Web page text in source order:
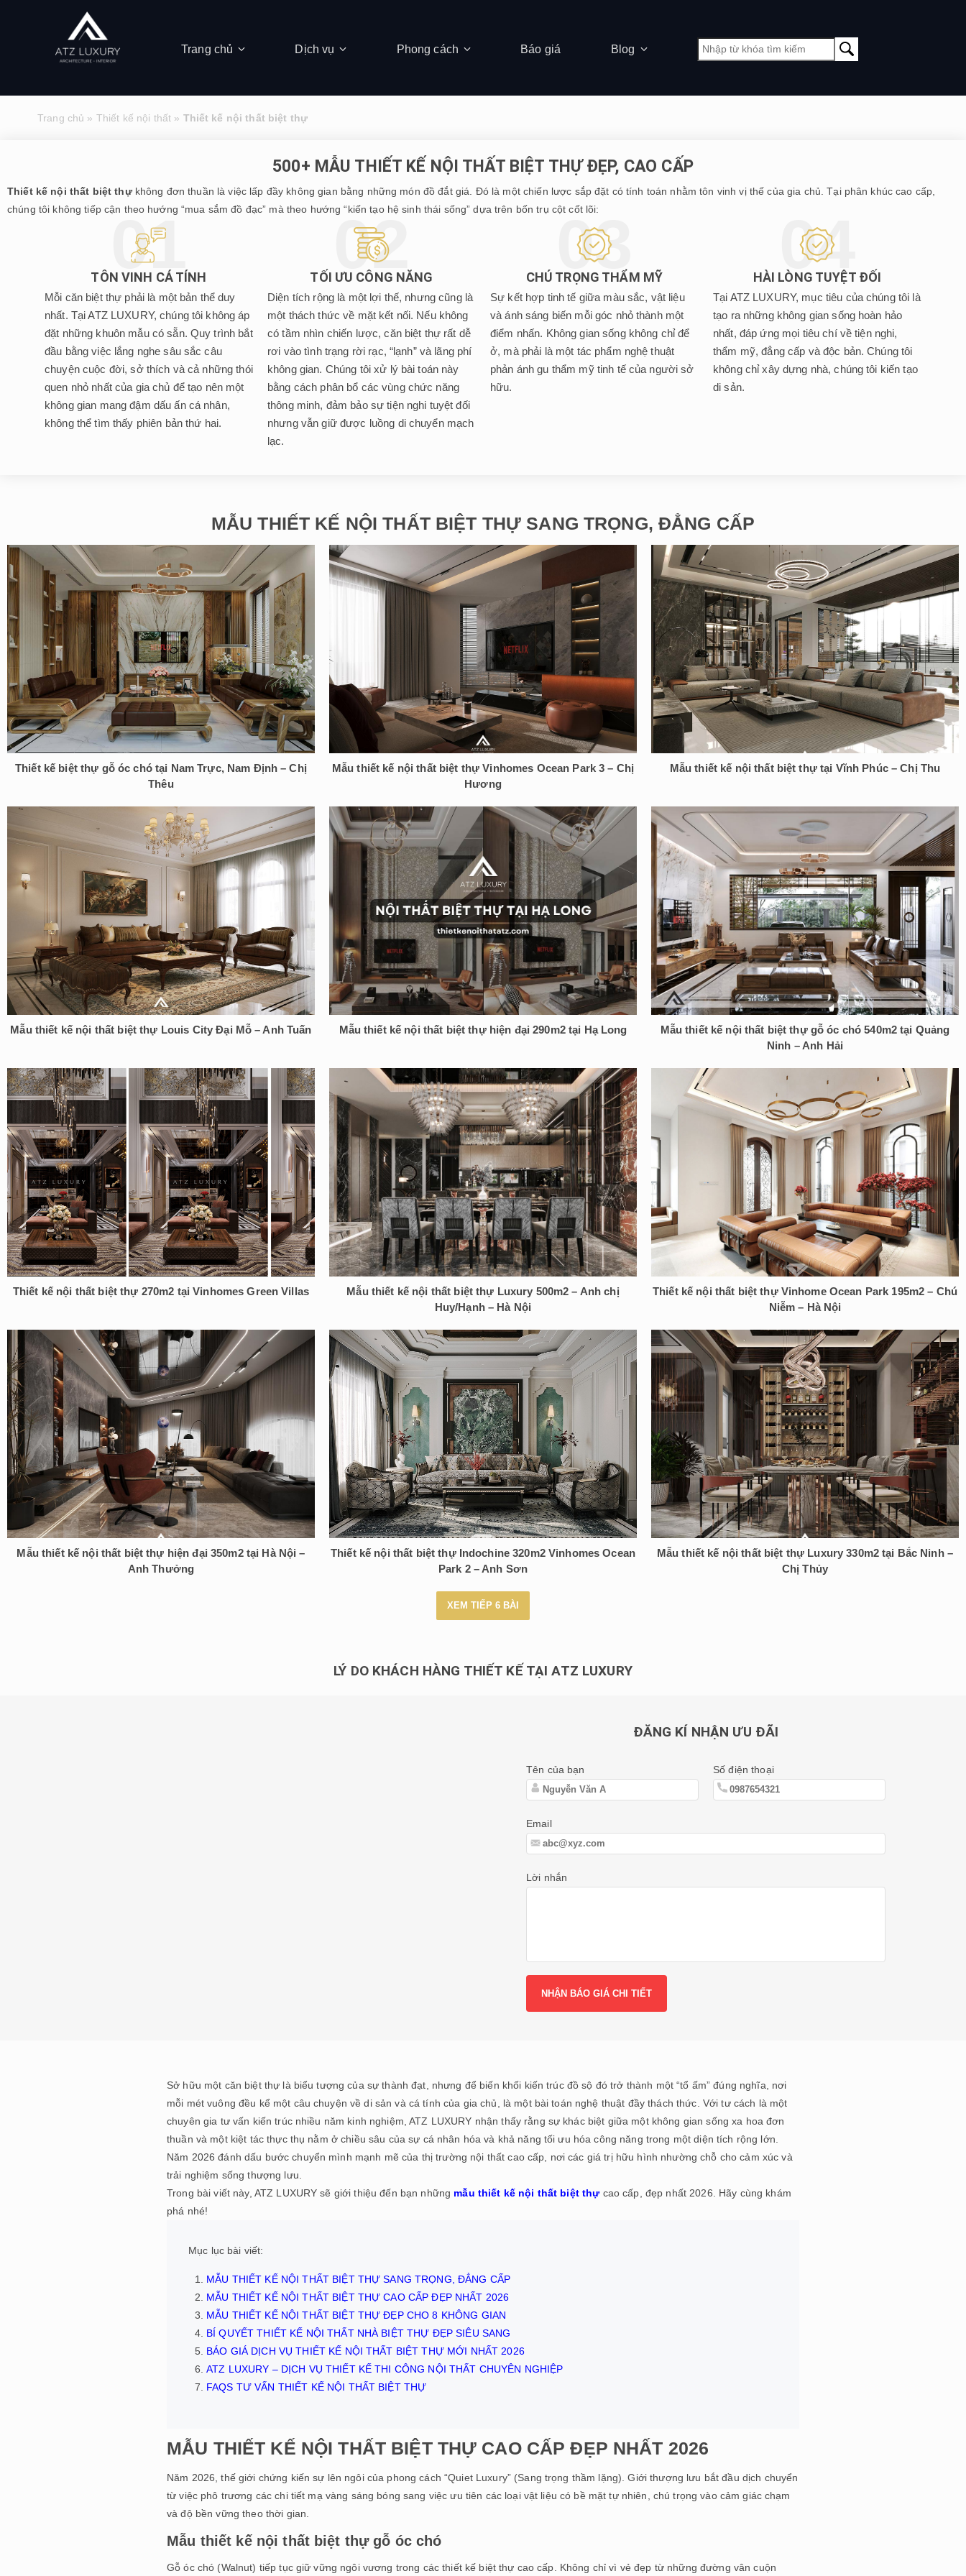
Trang chủ Dịch vụ Phong cách Báo giá Blog
Trang chủ » Thiết kế nội thất » Thiết kế nội thất biệt thự
500+ MẪU THIẾT KẾ NỘI THẤT BIỆT THỰ ĐẸP, CAO CẤP
Thiết kế nội thất biệt thựkhông đơn thuần là việc lấp đầy không gian bằng những món đồ đắt giá. Đó là một chiến lược sắp đặt có tính toán nhằm tôn vinh vị thế của gia chủ. Tại phân khúc cao cấp,
chúng tôi không tiếp cận theo hướng “mua sắm đồ đạc” mà theo hướng “kiến tạo hệ sinh thái sống” dựa trên bốn trụ cột cốt lõi:
TÔN VINH CÁ TÍNH
Mỗi căn biệt thự phải là một bản thể duy
nhất. Tại ATZ LUXURY, chúng tôi không áp
đặt những khuôn mẫu có sẵn. Quy trình bắt
đầu bằng việc lắng nghe sâu sắc câu
chuyện cuộc đời, sở thích và cả những thói
quen nhỏ nhất của gia chủ để tạo nên một
không gian mang đậm dấu ấn cá nhân,
không thể tìm thấy phiên bản thứ hai.
TỐI ƯU CÔNG NĂNG
Diện tích rộng là một lợi thế, nhưng cũng là
một thách thức về mặt kết nối. Nếu không
có tầm nhìn chiến lược, căn biệt thự rất dễ
rơi vào tình trạng rời rạc, “lạnh” và lãng phí
không gian. Chúng tôi xử lý bài toán này
bằng cách phân bổ các vùng chức năng
thông minh, đảm bảo sự tiện nghi tuyệt đối
nhưng vẫn giữ được luồng di chuyển mạch
lạc.
CHÚ TRỌNG THẨM MỸ
Sự kết hợp tinh tế giữa màu sắc, vật liệu
và ánh sáng biến mỗi góc nhỏ thành một
điểm nhấn. Không gian sống không chỉ để
ở, mà phải là một tác phẩm nghệ thuật
phản ánh gu thẩm mỹ tinh tế của người sở
hữu.
HÀI LÒNG TUYỆT ĐỐI
Tại ATZ LUXURY, mục tiêu của chúng tôi là
tạo ra những không gian sống hoàn hảo
nhất, đáp ứng mọi tiêu chí về tiện nghi,
thẩm mỹ, đẳng cấp và độc bản. Chúng tôi
không chỉ xây dựng nhà, chúng tôi kiến tạo
di sản.
MẪU THIẾT KẾ NỘI THẤT BIỆT THỰ SANG TRỌNG, ĐẲNG CẤP
Thiết kế biệt thự gỗ óc chó tại Nam Trực, Nam Định – Chị
Thêu
Mẫu thiết kế nội thất biệt thự Vinhomes Ocean Park 3 – Chị
Hương
Mẫu thiết kế nội thất biệt thự tại Vĩnh Phúc – Chị Thu
Mẫu thiết kế nội thất biệt thự Louis City Đại Mỗ – Anh Tuấn Mẫu thiết kế nội thất biệt thự hiện đại 290m2 tại Hạ Long
Mẫu thiết kế nội thất biệt thự gỗ óc chó 540m2 tại Quảng
Ninh – Anh Hải
Thiết kế nội thất biệt thự 270m2 tại Vinhomes Green Villas
Mẫu thiết kế nội thất biệt thự Luxury 500m2 – Anh chị
Huy/Hạnh – Hà Nội
Thiết kế nội thất biệt thự Vinhome Ocean Park 195m2 – Chú
Niễm – Hà Nội
Mẫu thiết kế nội thất biệt thự hiện đại 350m2 tại Hà Nội –
Anh Thưởng
Thiết kế nội thất biệt thự Indochine 320m2 Vinhomes Ocean
Park 2 – Anh Sơn
Mẫu thiết kế nội thất biệt thự Luxury 330m2 tại Bắc Ninh –
Chị Thủy
XEM TIẾP 6 BÀI
LÝ DO KHÁCH HÀNG THIẾT KẾ TẠI ATZ LUXURY
ĐĂNG KÍ NHẬN ƯU ĐÃI
Tên của bạn Số điện thoại
Email
Lời nhắn
Sở hữu một căn biệt thự là biểu tượng của sự thành đạt, nhưng để biến khối kiến trúc đồ sộ đó trở thành một “tổ ấm” đúng nghĩa, nơi
mỗi mét vuông đều kể một câu chuyện về di sản và cá tính của gia chủ, là một bài toán nghệ thuật đầy thách thức. Với tư cách là một
chuyên gia tư vấn kiến trúc nhiều năm kinh nghiệm, ATZ LUXURY nhận thấy rằng sự khác biệt giữa một không gian sống xa hoa đơn
thuần và một kiệt tác thực thụ nằm ở chiều sâu của sự cá nhân hóa và khả năng tối ưu hóa công năng trong một diện tích rộng lớn.
Năm 2026 đánh dấu bước chuyển mình mạnh mẽ của thị trường nội thất cao cấp, nơi các giá trị hữu hình nhường chỗ cho cảm xúc và
trải nghiệm sống thượng lưu.
Trong bài viết này, ATZ LUXURY sẽ giới thiệu đến bạn những mẫu thiết kế nội thất biệt thựcao cấp, đẹp nhất 2026. Hãy cùng khám
phá nhé!
Mục lục bài viết:
MẪU THIẾT KẾ NỘI THẤT BIỆT THỰ SANG TRỌNG, ĐẲNG CẤP
MẪU THIẾT KẾ NỘI THẤT BIỆT THỰ CAO CẤP ĐẸP NHẤT 2026
MẪU THIẾT KẾ NỘI THẤT BIỆT THỰ ĐẸP CHO 8 KHÔNG GIAN
BÍ QUYẾT THIẾT KẾ NỘI THẤT NHÀ BIỆT THỰ ĐẸP SIÊU SANG
BÁO GIÁ DỊCH VỤ THIẾT KẾ NỘI THẤT BIỆT THỰ MỚI NHẤT 2026
ATZ LUXURY – DỊCH VỤ THIẾT KẾ THI CÔNG NỘI THẤT CHUYÊN NGHIỆP
FAQS TƯ VẤN THIẾT KẾ NỘI THẤT BIỆT THỰ
MẪU THIẾT KẾ NỘI THẤT BIỆT THỰ CAO CẤP ĐẸP NHẤT 2026
Năm 2026, thế giới chứng kiến sự lên ngôi của phong cách “Quiet Luxury” (Sang trọng thầm lặng). Giới thượng lưu bắt đầu dịch chuyển
từ việc phô trương các chi tiết mạ vàng sáng bóng sang việc ưu tiên các loại vật liệu có bề mặt tự nhiên, chú trọng vào cảm giác chạm
và độ bền vững theo thời gian.
Mẫu thiết kế nội thất biệt thự gỗ óc chó
Gỗ óc chó (Walnut) tiếp tục giữ vững ngôi vương trong các thiết kế biệt thự cao cấp. Không chỉ vì vẻ đẹp từ những đường vân cuộn